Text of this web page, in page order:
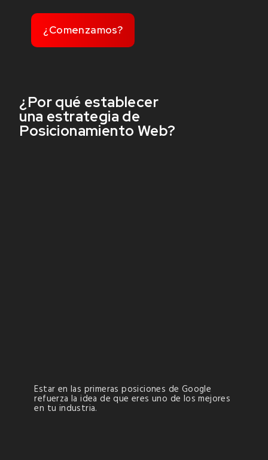
¿Comenzamos?
¿Por qué establecer
una estrategia de
Posicionamiento Web?
Estar en las primeras posiciones de Google
refuerza la idea de que eres uno de los mejores
en tu industria.